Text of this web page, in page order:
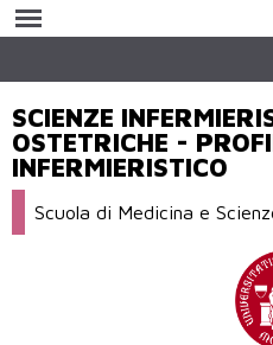
contenuto
SCIENZE
OSTETRICHE -
INFERMIERISTICO
Scuola di Medicina e